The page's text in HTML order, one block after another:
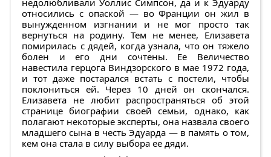
недолюбливали Уоллис Симпсон, да и к Эдуарду
относились с опаской — во Франции он жил в
вынужденном изгнании и не мог просто так
вернуться на родину. Тем не менее, Елизавета
помирилась с дядей, когда узнала, что он тяжело
болен и его дни сочтены. Ее Величество
навестила герцога Виндзорского в мае 1972 года,
и тот даже постарался встать с постели, чтобы
поклониться ей. Через 10 дней он скончался.
Елизавета не любит распространяться об этой
странице биографии своей семьи, однако, как
полагают некоторые эксперты, она назвала своего
младшего сына в честь Эдуарда — в память о том,
кем она стала в силу выбора ее дяди.